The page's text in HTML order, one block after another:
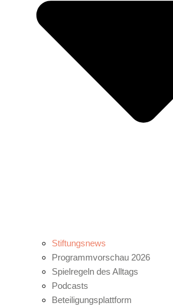
Stiftungsnews
Programmvorschau 2026
Spielregeln des Alltags
Podcasts
Beteiligungsplattform